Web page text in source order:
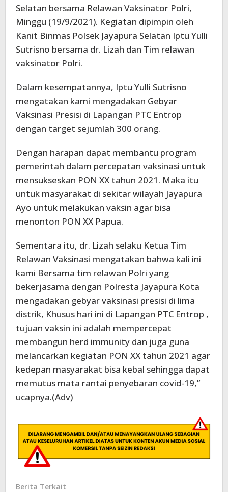
Selatan bersama Relawan Vaksinator Polri,
Minggu (19/9/2021). Kegiatan dipimpin oleh
Kanit Binmas Polsek Jayapura Selatan Iptu Yulli
Sutrisno bersama dr. Lizah dan Tim relawan
vaksinator Polri.
Dalam kesempatannya, Iptu Yulli Sutrisno
mengatakan kami mengadakan Gebyar
Vaksinasi Presisi di Lapangan PTC Entrop
dengan target sejumlah 300 orang.
Dengan harapan dapat membantu program
pemerintah dalam percepatan vaksinasi untuk
mensukseskan PON XX tahun 2021. Maka itu
untuk masyarakat di sekitar wilayah Jayapura
Ayo untuk melakukan vaksin agar bisa
menonton PON XX Papua.
Sementara itu, dr. Lizah selaku Ketua Tim
Relawan Vaksinasi mengatakan bahwa kali ini
kami Bersama tim relawan Polri yang
bekerjasama dengan Polresta Jayapura Kota
mengadakan gebyar vaksinasi presisi di lima
distrik, Khusus hari ini di Lapangan PTC Entrop ,
tujuan vaksin ini adalah mempercepat
membangun herd immunity dan juga guna
melancarkan kegiatan PON XX tahun 2021 agar
kedepan masyarakat bisa kebal sehingga dapat
memutus mata rantai penyebaran covid-19,”
ucapnya.(Adv)
Berita Terkait